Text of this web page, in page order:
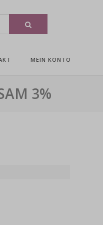
MEIN KONTO
3%